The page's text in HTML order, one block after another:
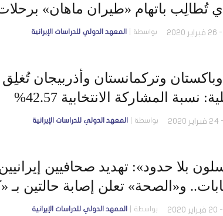
تُطالِب باتهام «طيران ماهان»
بواسطة المعهد الدولي للدراسات الإيرانية
وباكستان وتركمانستان وأذربيجان
نسبة المشاركة الانتخابية 42.57%
بواسطة المعهد الدولي للدراسات الإيرانية
بلا حدود»: تهديد صحافيين
و«الصحة» تعلن إصابة حالتين
في قُم
بواسطة المعهد الدولي للدراسات الإيرانية